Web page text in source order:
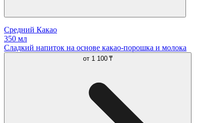
Средний Какао
350 мл
Сладкий напиток на основе какао-порошка и молока
от 1 100 ₸